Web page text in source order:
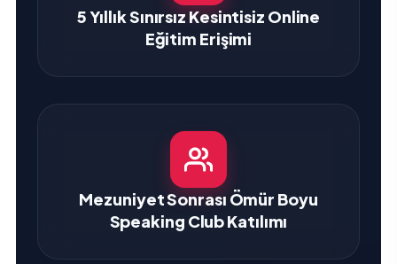
5 Yıllık Sınırsız Kesintisiz Online
Eğitim Erişimi
Mezuniyet Sonrası Ömür Boyu
Speaking Club Katılımı